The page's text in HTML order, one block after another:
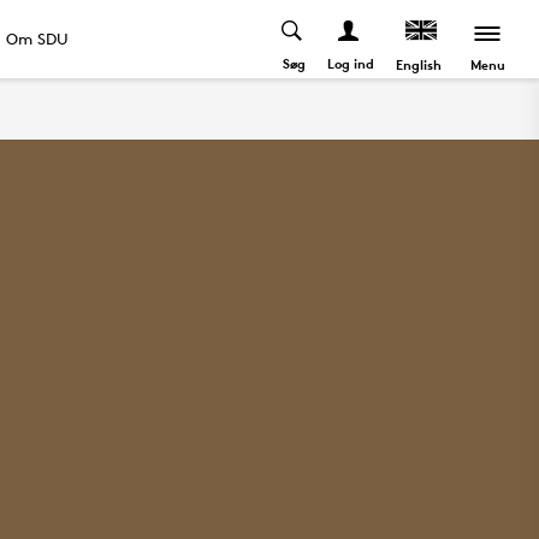
Om SDU
Søg Log ind English Menu